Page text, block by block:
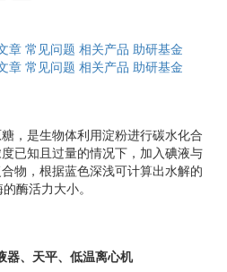
章 常见问题 相关产品 助研基金
章 常见问题 相关产品 助研基金
，是生物体利用淀粉进行碳水化合
已知且过量的情况下，加入碘液与
物，根据蓝色深浅可计算出水解的
酶活力大小。
器、天平、低温离心机